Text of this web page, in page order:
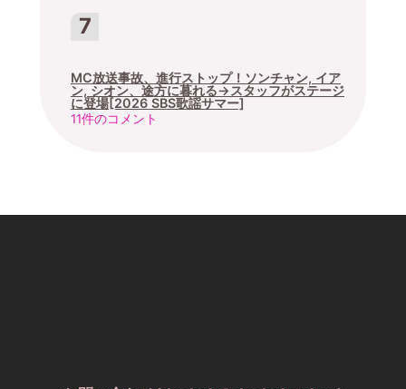
MC放送事故、進行ストップ！ソンチャン, イア
ン, シオン、途方に暮れる→スタッフがステージ
に登場[2026 SBS歌謡サマー]
11件のコメント